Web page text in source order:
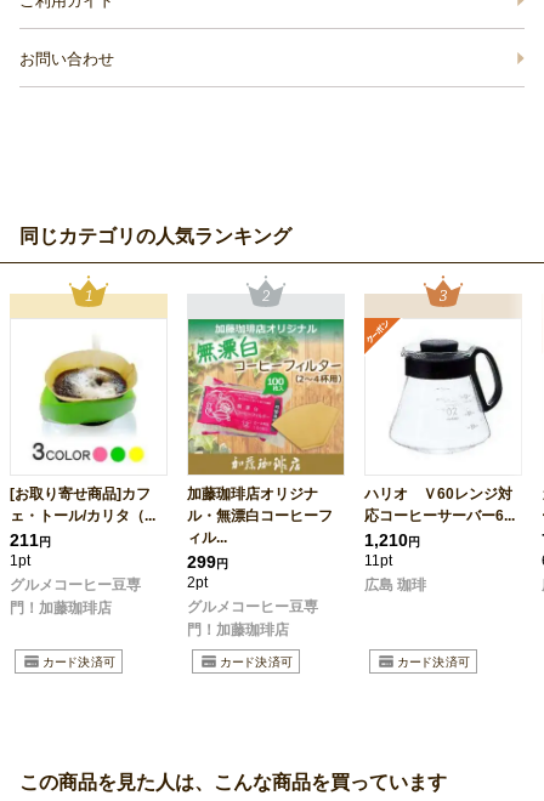
お問い合わせ
同じカテゴリの人気ランキング
[お取り寄せ商品]カフ
ェ・トール/カリタ（...
211円
1pt
グルメコーヒー豆専
門！加藤珈琲店
加藤珈琲店オリジナ
ル・無漂白コーヒーフ
ィル...
299円
2pt
グルメコーヒー豆専
門！加藤珈琲店
ハリオ Ｖ60レンジ対
応コーヒーサーバー6...
1,210円
11pt
広島 珈琲
この商品を見た人は、こんな商品を買っています